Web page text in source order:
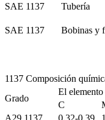
SAE 1137
Tubería
SAE 1137 Bobinas y
1137 Composición
Grado
El
C
A29 1137
0.32-0.39